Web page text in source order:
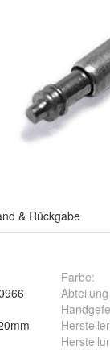
& Rückgabe
Farbe:
Abteilung